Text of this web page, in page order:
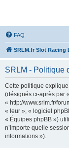
FAQ
SRLM.fr Slot Racing
SRLM - Politique
Cette politique
(désignés ci-après par
« http://www.srlm.fr/
« leur », « logiciel
« Équipes phpBB »)
n’importe quelle
informations »).